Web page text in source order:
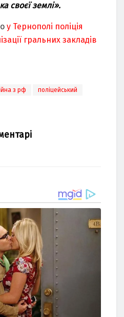
cвoєї землі».
у Тернополі поліція
гральних закладів
з рф поліцейський